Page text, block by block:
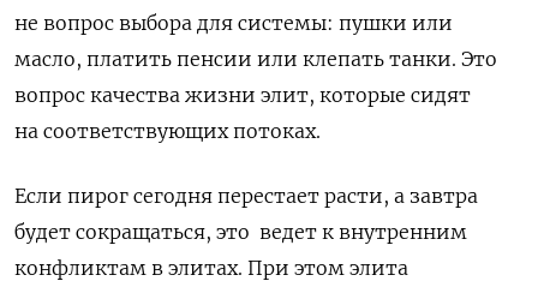
не вопрос выбора для системы: пушки или
масло, платить пенсии или клепать танки. Это
вопрос качества жизни элит, которые сидят
на соответствующих потоках.
Если пирог сегодня перестает расти, а завтра
будет сокращаться, это ведет к внутренним
конфликтам в элитах. При этом элита